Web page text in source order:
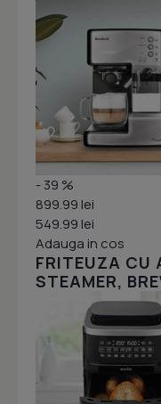
- 39 %
899.99 lei
549.99 lei
Adauga in cos
FRITEUZA CU
STEAMER,